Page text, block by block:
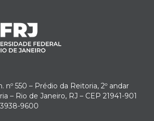
nº 550 – Prédio da Reitoria, 2º andar
– Rio de Janeiro, RJ – CEP 21941-901
3938-9600